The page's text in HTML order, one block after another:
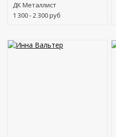
ДК Металлист
1 300 - 2 300руб